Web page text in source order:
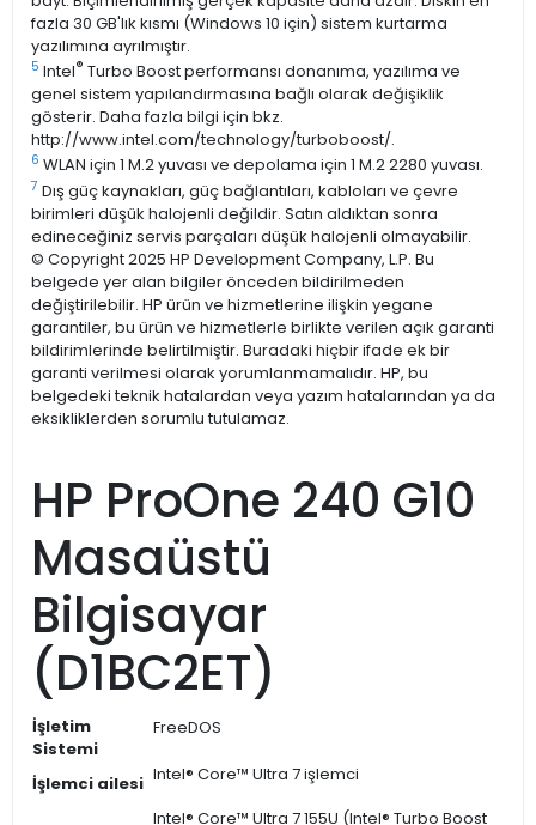
fazla 30 GB'lık kısmı (Windows 10 için) sistem kurtarma
yazılımına ayrılmıştır.
5 Intel® Turbo Boost performansı donanıma, yazılıma ve
genel sistem yapılandırmasına bağlı olarak değişiklik
gösterir. Daha fazla bilgi için bkz.
http://www.intel.com/technology/turboboost/.
6 WLAN için 1 M.2 yuvası ve depolama için 1 M.2 2280 yuvası.
7 Dış güç kaynakları, güç bağlantıları, kabloları ve çevre
birimleri düşük halojenli değildir. Satın aldıktan sonra
edineceğiniz servis parçaları düşük halojenli olmayabilir.
© Copyright 2025 HP Development Company, L.P. Bu
belgede yer alan bilgiler önceden bildirilmeden
değiştirilebilir. HP ürün ve hizmetlerine ilişkin yegane
garantiler, bu ürün ve hizmetlerle birlikte verilen açık garanti
bildirimlerinde belirtilmiştir. Buradaki hiçbir ifade ek bir
garanti verilmesi olarak yorumlanmamalıdır. HP, bu
belgedeki teknik hatalardan veya yazım hatalarından ya da
eksikliklerden sorumlu tutulamaz.
HP ProOne 240 G10
Masaüstü
Bilgisayar
(D1BC2ET)
İşletim
Sistemi
FreeDOS
İşlemci ailesi Intel® Core™ Ultra 7 işlemci
Intel® Core™ Ultra 7 155U (Intel® Turbo Boost